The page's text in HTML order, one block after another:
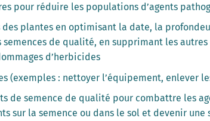
pour réduire les populations d’agents
des plantes en optimisant la date, la
de qualité, en supprimant les
d’herbicides
(exemples : nettoyer l’équipement, enlever
de semence de qualité pour combattre les
sur la semence ou dans le sol et devenir une